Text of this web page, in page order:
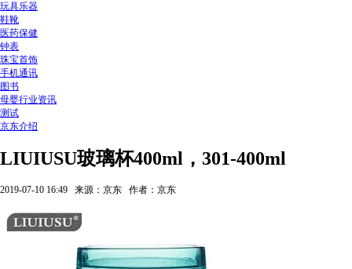
玩具乐器
鞋靴
医药保健
钟表
珠宝首饰
手机通讯
图书
母婴行业资讯
测试
京东介绍
LIUIUSU玻璃杯400ml，301-400ml
2019-07-10 16:49 来源：京东 作者：京东